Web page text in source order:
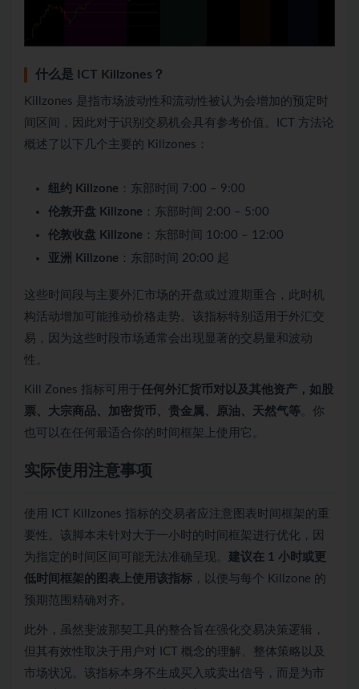
什么是 ICT Killzones？
Killzones 是指市场波动性和流动性被认为会增加的预定时
间区间，因此对于识别交易机会具有参考价值。ICT 方法论
概述了以下几个主要的 Killzones：
纽约 Killzone ：东部时间 7:00 – 9:00
伦敦开盘 Killzone ：东部时间 2:00 – 5:00
伦敦收盘 Killzone ：东部时间 10:00 – 12:00
亚洲 Killzone ：东部时间 20:00 起
这些时间段与主要外汇市场的开盘或过渡期重合，此时机
构活动增加可能推动价格走势。该指标特别适用于外汇交
易，因为这些时段市场通常会出现显著的交易量和波动
性。
Kill Zones 指标可用于任何外汇货币对以及其他资产，如股
票、大宗商品、加密货币、贵金属、原油、天然气等 。你
也可以在任何最适合你的时间框架上使用它。
实际使用注意事项
使用 ICT Killzones 指标的交易者应注意图表时间框架的重
要性。该脚本未针对大于一小时的时间框架进行优化，因
为指定的时间区间可能无法准确呈现。 建议在 1 小时或更
低时间框架的图表上使用该指标 ，以便与每个 Killzone 的
预期范围精确对齐。
此外，虽然斐波那契工具的整合旨在强化交易决策逻辑，
但其有效性取决于用户对 ICT 概念的理解、整体策略以及
市场状况。该指标本身不生成买入或卖出信号，而是为市